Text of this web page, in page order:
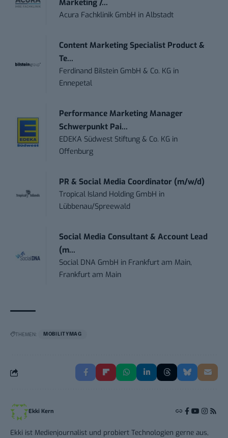
Marketing /...
Acura Fachklinik GmbH inAlbstadt
Content Marketing Specialist Product &
Te...
Ferdinand Bilstein GmbH & Co. KG in
Ennepetal
Performance Marketing Manager
Schwerpunkt Pai...
EDEKA Südwest Stiftung & Co. KG in
Offenburg
PR & Social Media Coordinator (m/w/d)
Tropical Island Holding GmbH in
Lübbenau/Spreewald
Social Media Consultant & Account Lead
(m...
Social DNA GmbH in Frankfurt am Main,
Frankfurt am Main
THEMEN: MOBILITYMAG
Ekki Kern
Ekki ist Medienjournalist und probiert Technologien gerne aus,